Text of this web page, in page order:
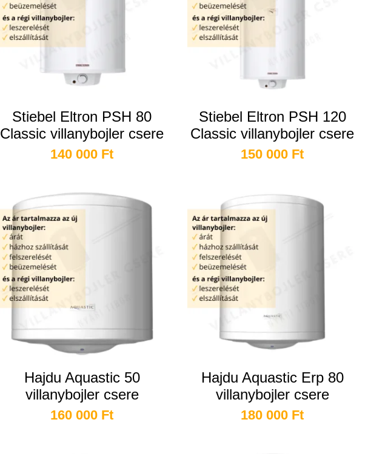
Stiebel Eltron PSH 80
Classic villanybojler csere
140 000 Ft
Stiebel Eltron PSH 120
Classic villanybojler csere
150 000 Ft
Hajdu Aquastic 50
villanybojler csere
160 000 Ft
Hajdu Aquastic Erp 80
villanybojler csere
180 000 Ft